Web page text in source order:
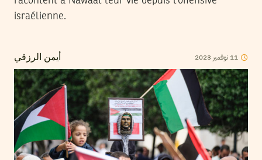
israélienne.
أيمن الرزقي 11 نوفمبر 2023